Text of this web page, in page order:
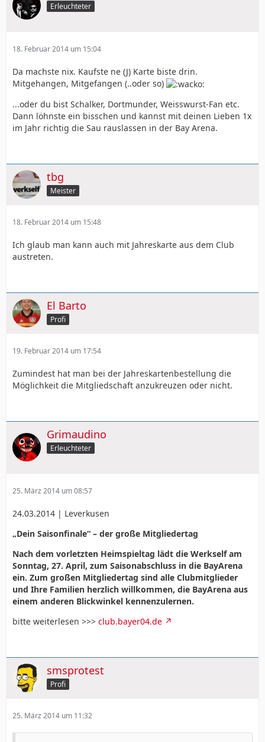
Erleuchteter
18. Februar 2014 um 15:04
Da machste nix. Kaufste ne (J) Karte biste drin.
Mitgehangen, Mitgefangen (..oder so)
...oder du bist Schalker, Dortmunder, Weisswurst-Fan etc.
Dann löhnste ein bisschen und kannst mit deinen Lieben 1x
im Jahr richtig die Sau rauslassen in der Bay Arena.
tbg
Meister
18. Februar 2014 um 15:48
Ich glaub man kann auch mit Jahreskarte aus dem Club
austreten.
El Barto
Profi
19. Februar 2014 um 17:54
Zumindest hat man bei der Jahreskartenbestellung die
Möglichkeit die Mitgliedschaft anzukreuzen oder nicht.
Grimaudino
Erleuchteter
25. März 2014 um 08:57
24.03.2014 | Leverkusen
„Dein Saisonfinale“ – der große Mitgliedertag
Nach dem vorletzten Heimspieltag lädt die Werkself am
Sonntag, 27. April, zum Saisonabschluss in die BayArena
ein. Zum großen Mitgliedertag sind alle Clubmitglieder
und Ihre Familien herzlich willkommen, die BayArena aus
einem anderen Blickwinkel kennenzulernen.
bitte weiterlesen >>> club.bayer04.de
smsprotest
Profi
25. März 2014 um 11:32